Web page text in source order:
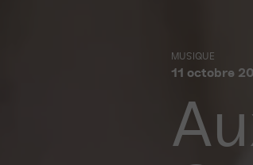
MUSIQUE
11 octobre